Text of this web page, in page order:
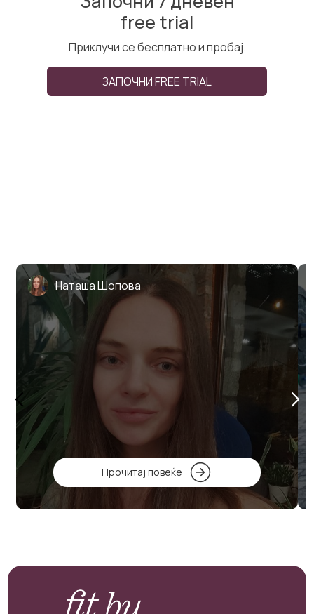
free trial
Приклучи се бесплатно и пробај.
ЗАПОЧНИ FREE TRIAL
Наташа Шопова
Прочитај повеќе